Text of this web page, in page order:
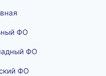
ФО
ФО
ФО